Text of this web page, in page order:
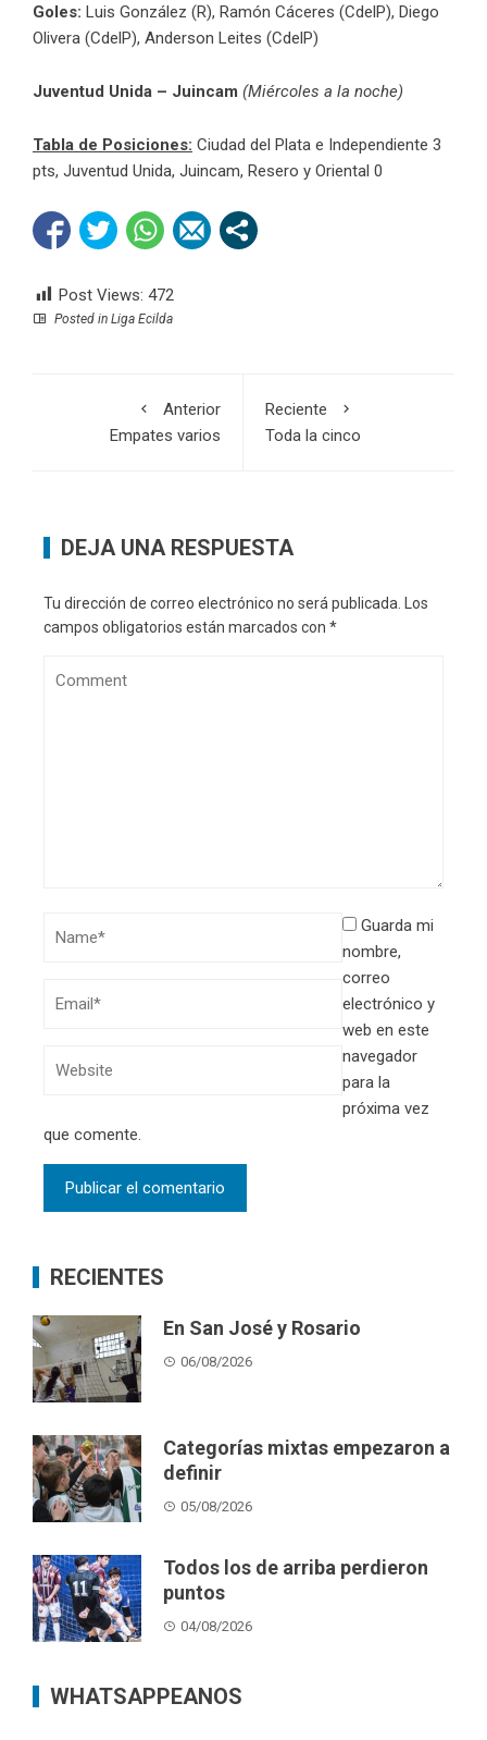
Goles: Luis González (R), Ramón Cáceres (CdelP), Diego
Olivera (CdelP), Anderson Leites (CdelP)
Juventud Unida – Juincam (Miércoles a la noche)
Tabla de Posiciones: Ciudad del Plata e Independiente 3
pts, Juventud Unida, Juincam, Resero y Oriental 0
Post Views: 472
Posted in Liga Ecilda
Anterior
Empates varios
Reciente
Toda la cinco
DEJA UNA RESPUESTA
Tu dirección de correo electrónico no será publicada.
Los
campos obligatorios están marcados con *
Guarda mi
nombre,
correo
electrónico y
web en este
navegador
para la
próxima vez
que comente.
RECIENTES
En San José y Rosario
06/08/2026
Categorías mixtas empezaron a
definir
05/08/2026
Todos los de arriba perdieron
puntos
04/08/2026
WHATSAPPEANOS